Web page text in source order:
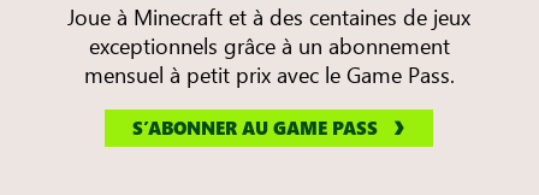
Joue à Minecraft et à des centaines de jeux
exceptionnels grâce à un abonnement
mensuel à petit prix avec le Game Pass.
S’ABONNER AU GAME PASS